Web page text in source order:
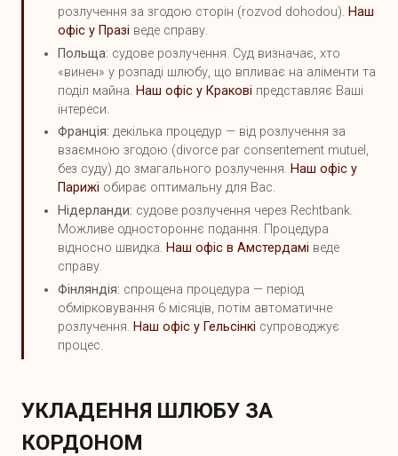
розлучення за згодою сторін (rozvod dohodou). Наш
офіс у Празі веде справу.
Польща: судове розлучення. Суд визначає, хто
«винен» у розпаді шлюбу, що впливає на аліменти та
поділ майна. Наш офіс у Кракові представляє Ваші
інтереси.
Франція: декілька процедур — від розлучення за
взаємною згодою (divorce par consentement mutuel,
без суду) до змагального розлучення.Наш офіс у
Парижі обирає оптимальну для Вас.
Нідерланди: судове розлучення через Rechtbank.
Можливе одностороннє подання. Процедура
відносно швидка. Наш офіс в Амстердамі веде
справу.
Фінляндія: спрощена процедура — період
обмірковування 6 місяців, потім автоматичне
розлучення. Наш офіс у Гельсінкі супроводжує
процес.
УКЛАДЕННЯ ШЛЮБУ ЗА
КОРДОНОМ